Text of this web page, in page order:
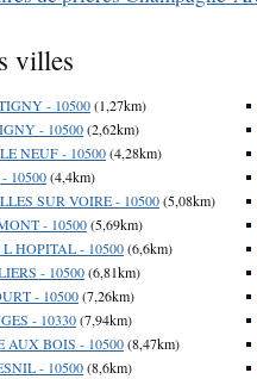
villes
- 10500(1,27km)
- 10500(2,62km)
NEUF - 10500(4,28km)
10500(4,4km)
SUR VOIRE - 10500(5,08km)
- 10500(5,69km)
HOPITAL - 10500(6,6km)
- 10500(6,81km)
- 10500(7,26km)
- 10330(7,94km)
AUX BOIS - 10500(8,47km)
- 10500(8,6km)